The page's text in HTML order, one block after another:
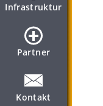
Infrastruktur
Partner
Kontakt